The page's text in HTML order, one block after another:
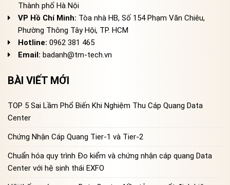
Thành phố Hà Nội
VP Hồ Chí Minh: Tòa nhà HB, Số 154 Phạm Văn Chiêu,
Phường Thông Tây Hội, TP. HCM
Hotline: 0962 381 465
Email: badanh@tm-tech.vn
BÀI VIẾT MỚI
TOP 5 Sai Lầm Phổ Biến Khi Nghiệm Thu Cáp Quang Data
Center
Chứng Nhận Cáp Quang Tier-1 và Tier-2
Chuẩn hóa quy trình Đo kiểm và chứng nhận cáp quang Data
Center với hệ sinh thái EXFO